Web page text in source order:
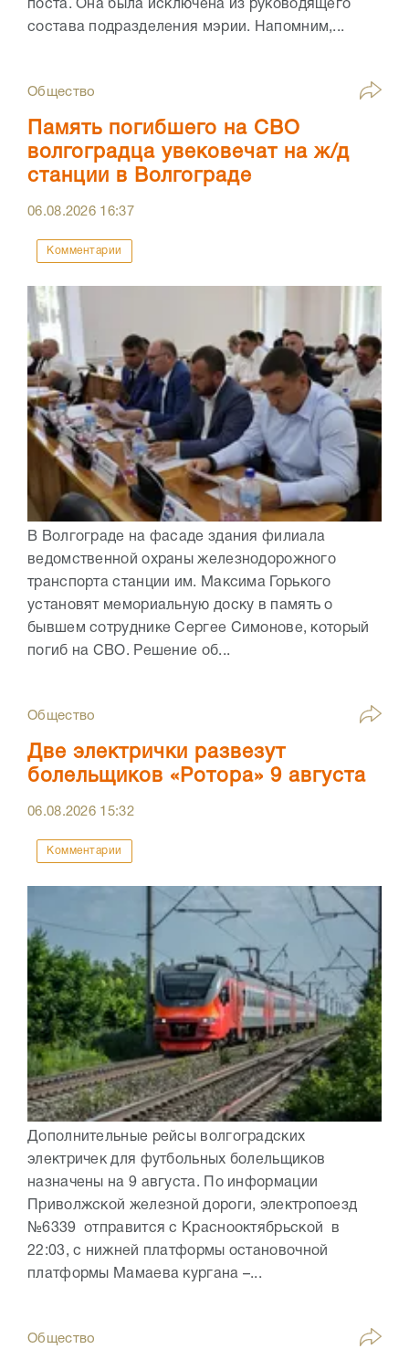
поста. Она была исключена из руководящего
состава подразделения мэрии. Напомним,...
Общество
Память погибшего на СВО
волгоградца увековечат на ж/д
станции в Волгограде
06.08.2026 16:37
Комментарии
В Волгограде на фасаде здания филиала
ведомственной охраны железнодорожного
транспорта станции им. Максима Горького
установят мемориальную доску в память о
бывшем сотруднике Сергее Симонове, который
погиб на СВО. Решение об...
Общество
Две электрички развезут
болельщиков «Ротора» 9 августа
06.08.2026 15:32
Комментарии
Дополнительные рейсы волгоградских
электричек для футбольных болельщиков
назначены на 9 августа. По информации
Приволжской железной дороги, электропоезд
№6339 отправится с Краснооктябрьской в
22:03, с нижней платформы остановочной
платформы Мамаева кургана –...
Общество